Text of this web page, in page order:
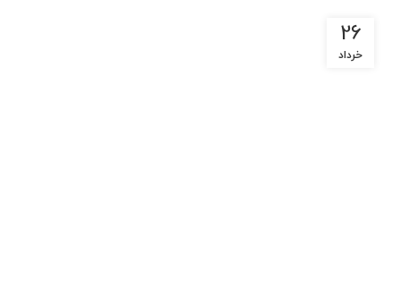
26
خرداد